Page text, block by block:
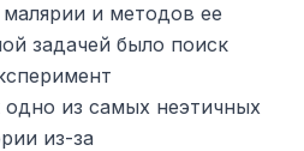
и методов ее
задачей было поиск
одно из самых неэтичных
из-за